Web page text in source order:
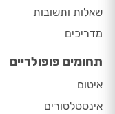
שאלות ותשובות
מדריכים
תחומים פופולריים
איטום
אינסטלטורים